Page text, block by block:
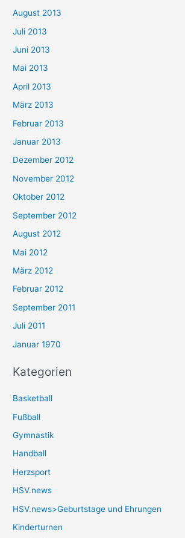
August 2013
Juli 2013
Juni 2013
Mai 2013
April 2013
März 2013
Februar 2013
Januar 2013
Dezember 2012
November 2012
Oktober 2012
September 2012
August 2012
Mai 2012
März 2012
Februar 2012
September 2011
Juli 2011
Januar 1970
Kategorien
Basketball
Fußball
Gymnastik
Handball
Herzsport
HSV.news
HSV.news>Geburtstage und Ehrungen
Kinderturnen